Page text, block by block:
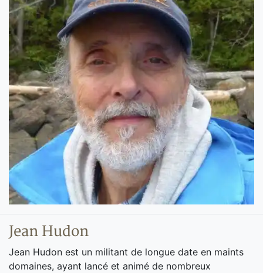
Jean Hudon
Jean Hudon est un militant de longue date en maints
domaines, ayant lancé et animé de nombreux